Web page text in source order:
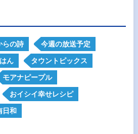
らの詩 今週の放送予定
ん タウントピックス
モアナピープル
おイシイ幸せレシピ
日和